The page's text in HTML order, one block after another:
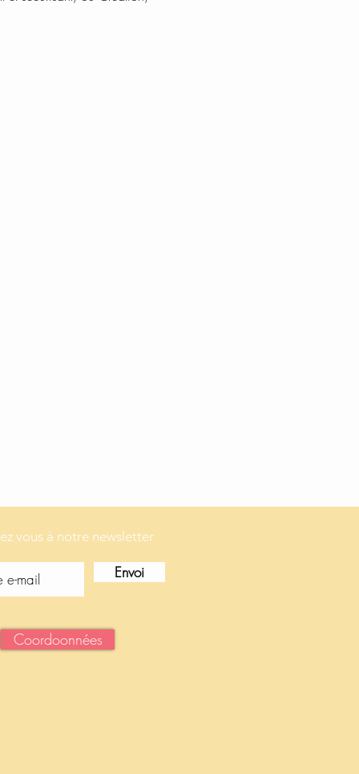
vous à notre newsletter
Envoi
Coordoonnées